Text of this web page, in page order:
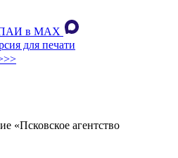
ПАИ в MAХ
для печати
«Псковское агентство